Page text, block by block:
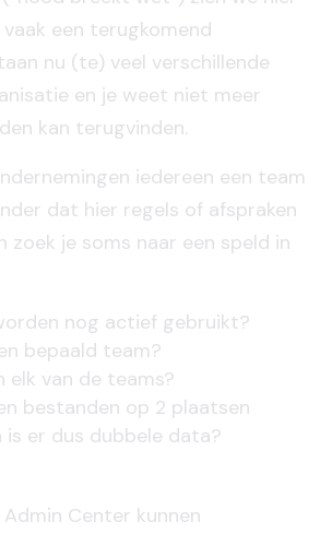
een terugkomend
nu (te) veel verschillende
en je weet niet meer
kan terugvinden.
iedereen een team
dat hier regels of afspraken
zoek je soms naar een speld in
nog actief gebruikt?
bepaald team?
elk van de teams?
bestanden op 2 plaatsen
is er dus dubbele data?
Center kunnen